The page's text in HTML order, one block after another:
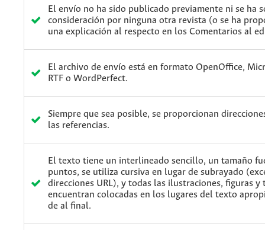
El envío no ha sido publicado previamente ni se ha
consideración por ninguna otra revista (o se ha
una explicación al respecto en los Comentarios al
El archivo de envío está en formato OpenOffice,
RTF o WordPerfect.
Siempre que sea posible, se proporcionan
las referencias.
El texto tiene un interlineado sencillo, un tamaño
puntos, se utiliza cursiva en lugar de subrayado
direcciones URL), y todas las ilustraciones, figuras y
encuentran colocadas en los lugares del texto
de al final.